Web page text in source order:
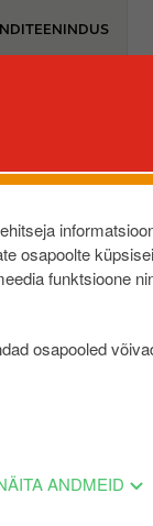
osapoolte
funktsioone
osapooled
ANDMEID